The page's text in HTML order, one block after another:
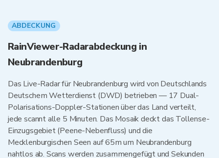
ABDECKUNG
RainViewer-Radarabdeckung in
Neubrandenburg
Das Live-Radar für Neubrandenburg wird von Deutschlands
Deutschem Wetterdienst (DWD) betrieben — 17 Dual-
Polarisations-Doppler-Stationen über das Land verteilt,
jede scannt alle 5 Minuten. Das Mosaik deckt das Tollense-
Einzugsgebiet (Peene-Nebenfluss) und die
Mecklenburgischen Seen auf 65m um Neubrandenburg
nahtlos ab. Scans werden zusammengefügt und Sekunden